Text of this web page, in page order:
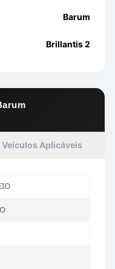
Barum
Brillantis 2
Veículos Aplicáveis